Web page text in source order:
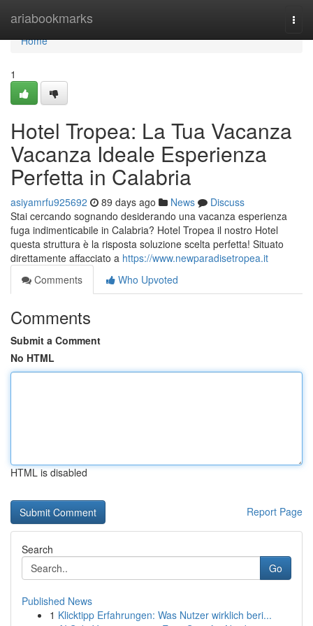
ariabookmarks
Home
Home
1
Hotel Tropea: La Tua Vacanza
Vacanza Ideale Esperienza
Perfetta in Calabria
asiyamrfu925692 89 days ago News
Discuss
Stai cercando sognando desiderando una vacanza esperienza
fuga indimenticabile in Calabria? Hotel Tropea il nostro Hotel
questa struttura è la risposta soluzione scelta perfetta! Situato
direttamente affacciato a https://www.newparadisetropea.it
Comments
Who Upvoted
Comments
Submit a Comment
No HTML
HTML is disabled
Report Page
Search
Go
Published News
1 Klicktipp Erfahrungen: Was Nutzer wirklich beri...